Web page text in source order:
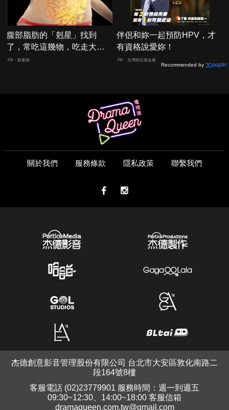
腹部脂肪的「剋星」找到
了，常吃這幾物，吃走大肚
囊，瘦出小蠻腰
PR・新素簡
伴侶和妳一起預防HPV，才
有資格說愛妳！
PR・台灣癌症基金會
Recommended by
關於我們 服務條款 隱私政策 聯繫我們
杰德創意影音管理股份有限公司 台北市大安區敦化南路二
段164號8樓
客服電話 (02)23779901 服務時間：週一到週五
09:30~12:30、14:00~18:00 客服信箱
dramaqueen.com.tw@gmail.com